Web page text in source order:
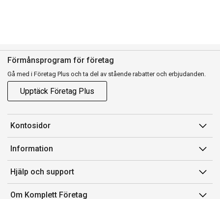
Förmånsprogram för företag
Gå med i Företag Plus och ta del av stående rabatter och erbjudanden.
Upptäck Företag Plus
Kontosidor
Mina sidor
Orderhistorik
Fakturor & Kvitton
Inköpslistor
Information
Försäljningsvillkor
Villkor för Komplett Företag Plus
Hjälp och support
Kontakta oss
Om Komplett Företag